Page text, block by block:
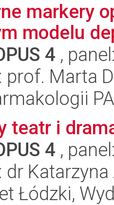
markery
modelu
4 ,
prof. Marta
teatr i
4 ,
dr
Łódzki,